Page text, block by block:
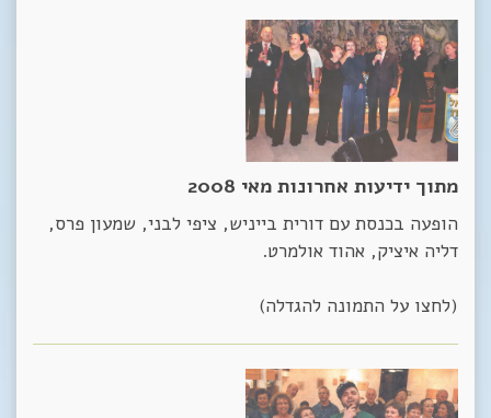
מתוך ידיעות אחרונות מאי 2008
הופעה בכנסת עם דורית בייניש, ציפי לבני, שמעון פרס,
דליה איציק, אהוד אולמרט.
(לחצו על התמונה להגדלה)